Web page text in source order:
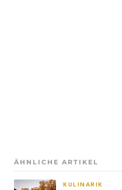
ÄHNLICHE ARTIKEL
KULINARIK